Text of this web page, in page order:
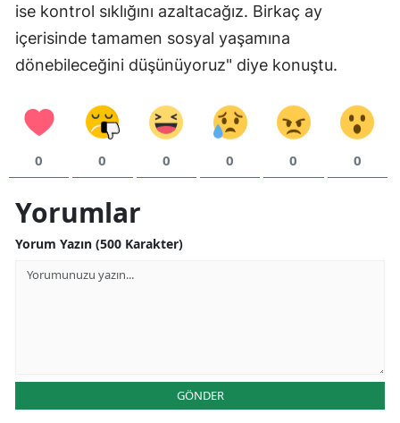
ise kontrol sıklığını azaltacağız. Birkaç ay
içerisinde tamamen sosyal yaşamına
dönebileceğini düşünüyoruz" diye konuştu.
0 0 0 0 0 0
Yorumlar
Yorum Yazın (500 Karakter)
GÖNDER